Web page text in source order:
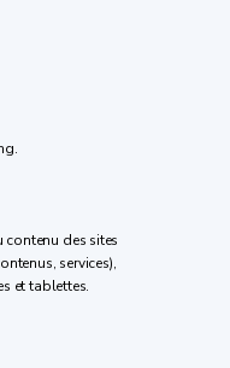
des sites
services),
et tablettes.